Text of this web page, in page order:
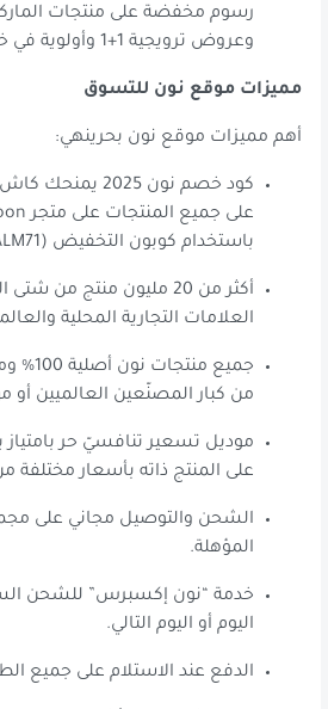
رسوم مخفضة على منتجات
وعروض ترويجية 1+1 وأولوية في خدمة العملاء.
مميزات موقع نون للتسوق
أهم مميزات موقع نون بحرينهي:
باستخدام كوبون التخفيض (ALM71) عند السداد.
أكثر من 20 مليون منتج من
العلامات التجارية المحلية
جميع
من كبار المصنّعين العالميين أو
موديل تسعير تنافسيّ حر بامتياز
على المنتج ذاته بأسعار مختلفة
الشحن والتوصيل مجاني على
المؤهلة.
خدمة “نون إكسبرس” للشحن
اليوم أو اليوم التالي.
الدفع عند الاستلام على جميع